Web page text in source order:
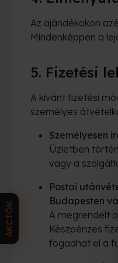
Az ajándékokon
Mindenképpen a
5. Fizetési
A kívánt fizetési
személyes
Személyesen
Üzletben
vagy a
Postai
Budapesten
A megrendelt
Készpénzes
fogadhat el a
AKCIÓK